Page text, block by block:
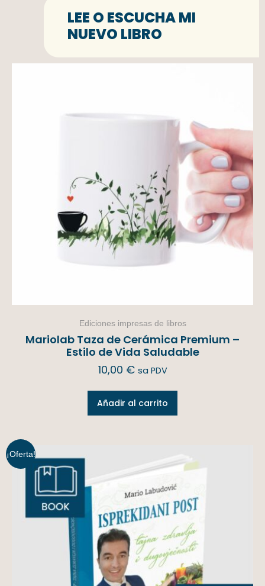
LEE O ESCUCHA MI
NUEVO LIBRO
Ediciones impresas de libros
Mariolab Taza de Cerámica Premium –
Estilo de Vida Saludable
10,00 € sa PDV
Añadir al carrito
¡Oferta!